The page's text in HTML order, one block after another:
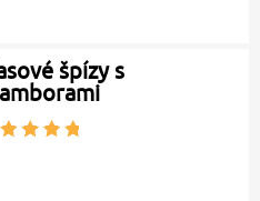
špízy s